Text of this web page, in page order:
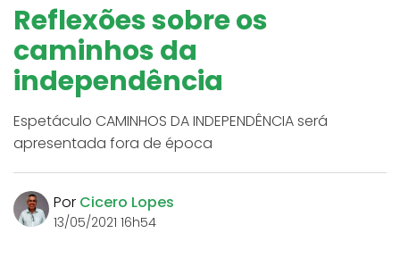
Reflexões sobre os
caminhos da
independência
Espetáculo CAMINHOS DA INDEPENDÊNCIA será
apresentada fora de época
Por Cicero Lopes
13/05/2021 16h54